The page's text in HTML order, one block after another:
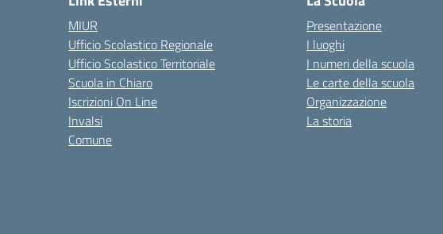
MIUR
Ufficio Scolastico Regionale
Ufficio Scolastico Territoriale
Scuola in Chiaro
Iscrizioni On Line
Invalsi
Comune
Presentazione
I luoghi
I numeri della scuola
Le carte della scuola
Organizzazione
La storia